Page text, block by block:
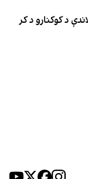
د کوکنارو د کر